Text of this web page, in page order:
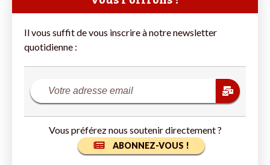
Il vous suffit de vous inscrire à notre newsletter
quotidienne :
Vous préférez nous soutenir directement ?
ABONNEZ-VOUS !